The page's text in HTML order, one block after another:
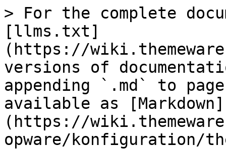
> For the complete
[llms.txt]
(https://
versions of
appending `.md` to
available as [Markdown]
(https://
opware/konfiguration/